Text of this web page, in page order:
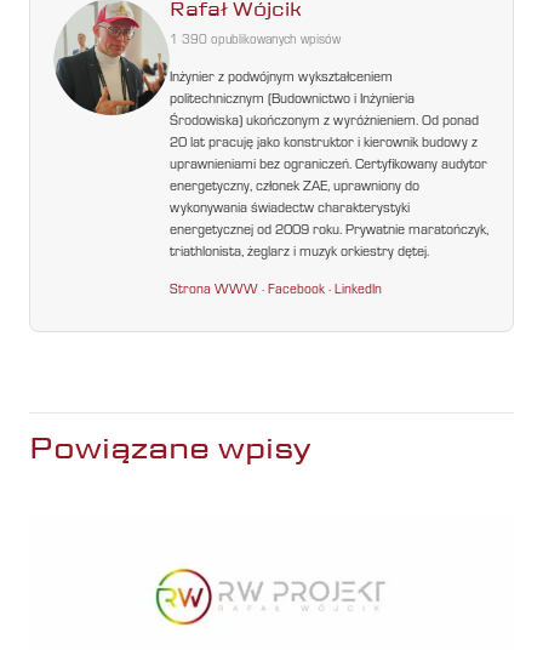
Rafał Wójcik
1 390 opublikowanych wpisów
Inżynier z podwójnym wykształceniem
politechnicznym (Budownictwo i Inżynieria
Środowiska) ukończonym z wyróżnieniem. Od ponad
20 lat pracuję jako konstruktor i kierownik budowy z
uprawnieniami bez ograniczeń. Certyfikowany audytor
energetyczny, członek ZAE, uprawniony do
wykonywania świadectw charakterystyki
energetycznej od 2009 roku. Prywatnie maratończyk,
triathlonista, żeglarz i muzyk orkiestry dętej.
Strona WWW ·Facebook ·LinkedIn
Powiązane wpisy